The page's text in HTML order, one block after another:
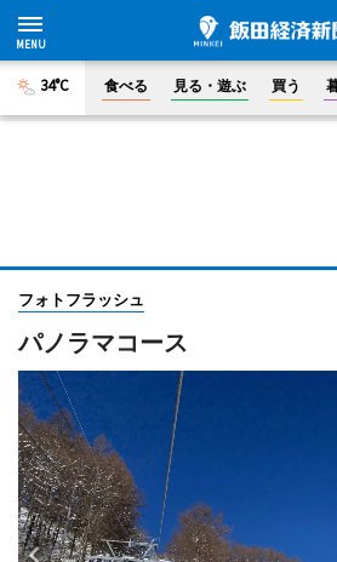
34°C 食べる 見る・遊ぶ 買う
フォトフラッシュ
パノラマコース